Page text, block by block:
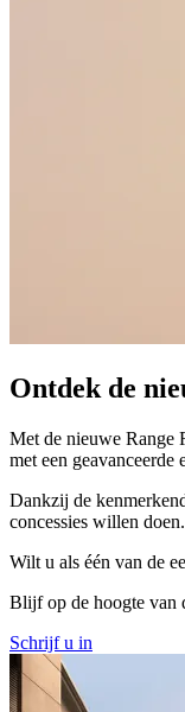
Ontdek de
Met de nieuwe Range
met een
Dankzij de
concessies willen doen.
Wilt u als één van de
Blijf op de hoogte van
Schrijf u in